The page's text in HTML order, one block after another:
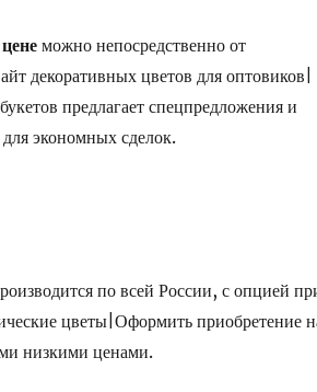
можно непосредственно от
декоративных цветов для оптовиков|
предлагает спецпредложения и
экономных сделок.
по всей России, с опцией
цветы|Оформить приобретение
низкими ценами.